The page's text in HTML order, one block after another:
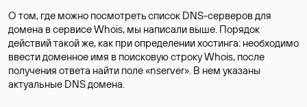
О том, где можно посмотреть список DNS-серверов для
домена в сервисе Whois, мы написали выше. Порядок
действий такой же, как при определении хостинга: необходимо
ввести доменное имя в поисковую строку Whois, после
получения ответа найти поле «nserver». В нем указаны
актуальные DNS домена.